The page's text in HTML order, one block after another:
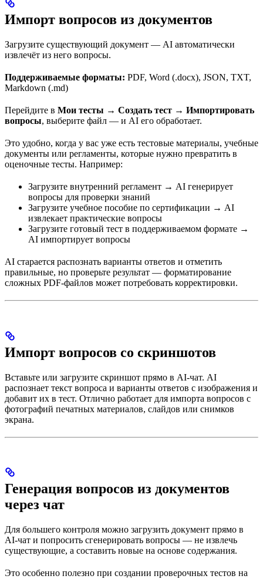
Импорт вопросов из документов
Загрузите существующий документ — AI автоматически
извлечёт из него вопросы.
Поддерживаемые форматы: PDF, Word (.docx), JSON, TXT,
Markdown (.md)
Перейдите в Мои тесты → Создать тест → Импортировать
вопросы, выберите файл — и AI его обработает.
Это удобно, когда у вас уже есть тестовые материалы, учебные
документы или регламенты, которые нужно превратить в
оценочные тесты. Например:
Загрузите внутренний регламент → AI генерирует
вопросы для проверки знаний
Загрузите учебное пособие по сертификации → AI
извлекает практические вопросы
Загрузите готовый тест в поддерживаемом формате →
AI импортирует вопросы
AI старается распознать варианты ответов и отметить
правильные, но проверьте результат — форматирование
сложных PDF-файлов может потребовать корректировки.
Импорт вопросов со скриншотов
Вставьте или загрузите скриншот прямо в AI-чат. AI
распознает текст вопроса и варианты ответов с изображения и
добавит их в тест. Отлично работает для импорта вопросов с
фотографий печатных материалов, слайдов или снимков
экрана.
Генерация вопросов из документов
через чат
Для большего контроля можно загрузить документ прямо в
AI-чат и попросить сгенерировать вопросы — не извлечь
существующие, а составить новые на основе содержания.
Это особенно полезно при создании проверочных тестов на